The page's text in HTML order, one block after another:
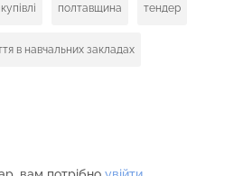
полтавщина тендер
в навчальних закладах